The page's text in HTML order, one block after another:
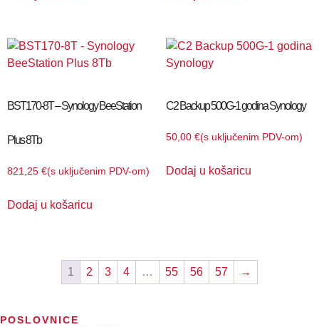
BST170-8T – Synology BeeStation
Plus 8Tb
821,25 €(s uključenim PDV-om)
Dodaj u košaricu
C2 Backup 500G-1 godina Synology
50,00 €(s uključenim PDV-om)
Dodaj u košaricu
1 2 3 4 … 55 56 57 →
POSLOVNICE